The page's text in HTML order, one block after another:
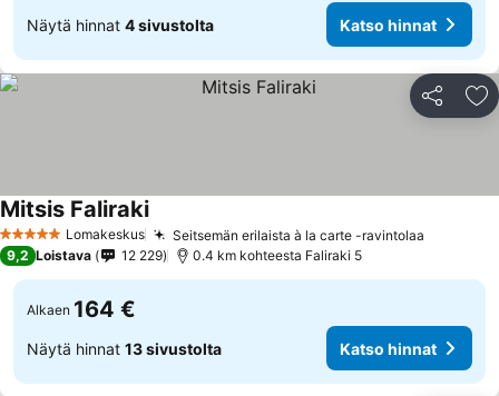
Näytä hinnat 4 sivustolta Katso hinnat
Jaa
5 TähtiluokitusLomakeskus Seitsemän erilaista à la carte -ravintolaa
Mitsis FalirakiKatso hinnat
9,2 Loistava 12 229 0.4 km kohteesta Faliraki 5
Alkaen 164 €
Näytä hinnat 13 sivustolta Katso hinnat